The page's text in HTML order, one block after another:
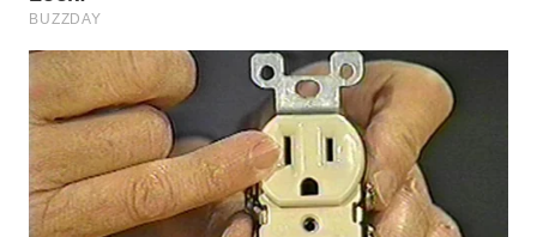
WN
SIMALUNGUN
WN
LABUHANBATU
WN
TAPANULI